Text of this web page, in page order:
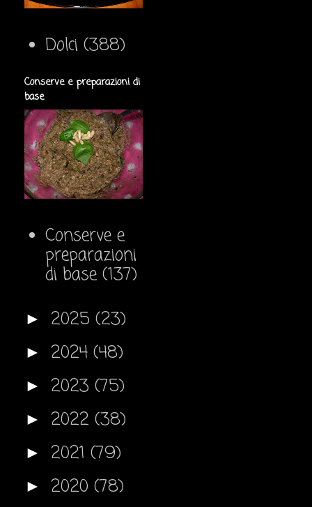
Dolci (388)
Conserve e preparazioni di
base
Conserve e
preparazioni
di base (137)
► 2025 (23)
► 2024 (48)
► 2023 (75)
► 2022 (38)
► 2021 (79)
► 2020 (78)